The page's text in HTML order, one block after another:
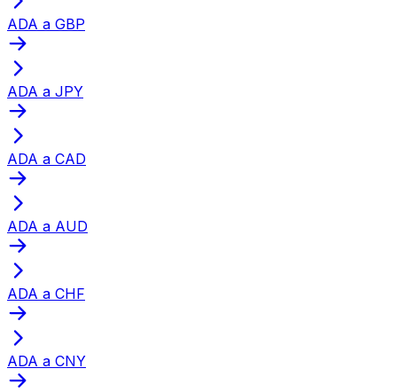
ADA a GBP
ADA a JPY
ADA a CAD
ADA a AUD
ADA a CHF
ADA a CNY